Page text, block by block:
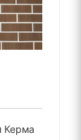
Керма